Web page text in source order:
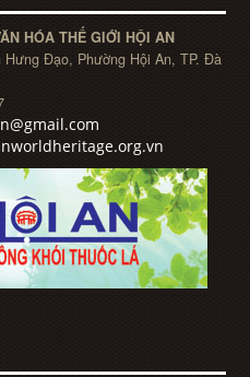
HÓA THẾ GIỚI HỘI AN
Hưng Đạo, Phường Hội An, TP. Đà